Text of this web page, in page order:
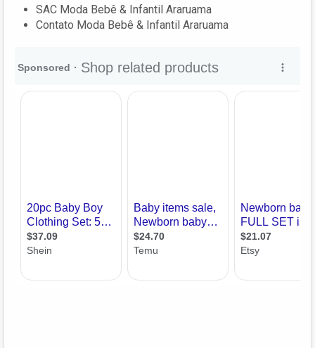
SAC Moda Bebê & Infantil Araruama
Contato Moda Bebê & Infantil Araruama